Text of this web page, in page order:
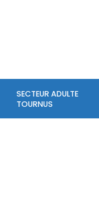
SECTEUR ADULTE
TOURNUS